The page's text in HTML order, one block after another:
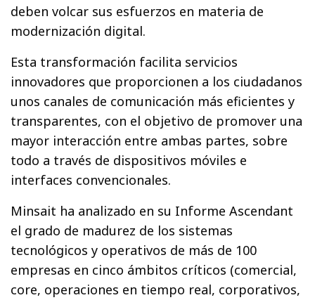
deben volcar sus esfuerzos en materia de
modernización digital.
Esta transformación facilita servicios
innovadores que proporcionen a los ciudadanos
unos canales de comunicación más eficientes y
transparentes, con el objetivo de promover una
mayor interacción entre ambas partes, sobre
todo a través de dispositivos móviles e
interfaces convencionales.
Minsait ha analizado en su Informe Ascendant
el grado de madurez de los sistemas
tecnológicos y operativos de más de 100
empresas en cinco ámbitos críticos (comercial,
core, operaciones en tiempo real, corporativos,